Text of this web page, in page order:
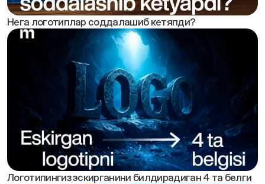
Нега логотиплар соддалашиб кетяпди?
Логотипингиз эскирганини билдирадиган 4 та белги